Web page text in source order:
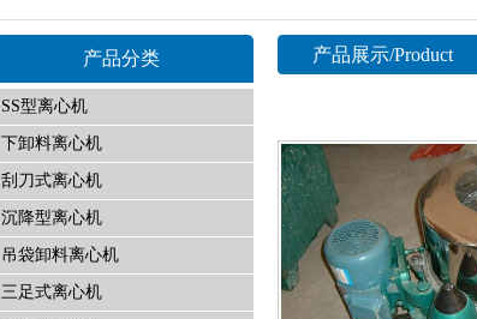
产品分类
SS型离心机
下卸料离心机
刮刀式离心机
沉降型离心机
吊袋卸料离心机
三足式离心机
产品展示/Product